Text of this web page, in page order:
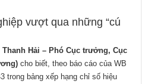
vượt qua những “cú
Thanh Hải – Phó Cục trưởng, Cục
cho biết, theo báo cáo của WB
trong bảng xếp hạng chỉ số hiệu